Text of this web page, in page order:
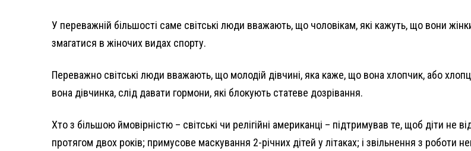
У переважній більшості саме світські люди вважають, що чоловікам, які кажуть, що вони
змагатися в жіночих видах спорту.
Переважно світські люди вважають, що молодій дівчині, яка каже, що вона хлопчик, або
вона дівчинка, слід давати гормони, які блокують статеве дозрівання.
Хто з більшою ймовірністю – світські чи релігійні американці – підтримував те, щоб діти не
протягом двох років; примусове маскування 2-річних дітей у літаках; і звільнення з роботи